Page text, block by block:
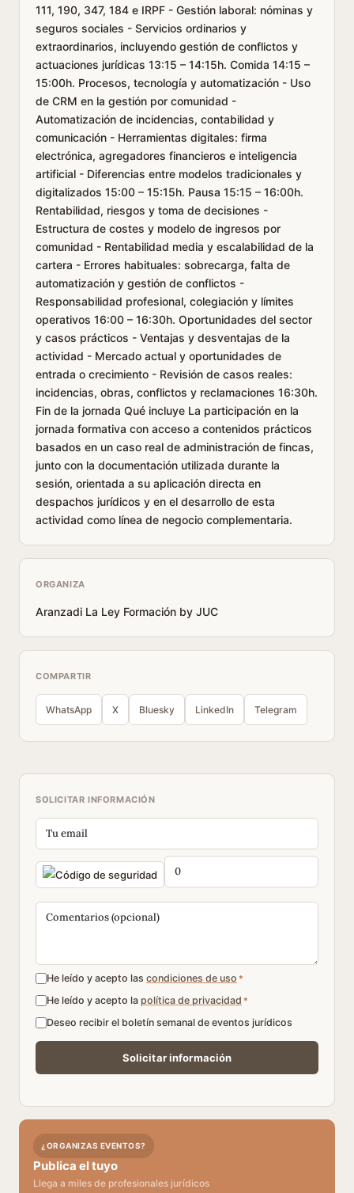
111, 190, 347, 184 e IRPF - Gestión laboral: nóminas y
seguros sociales - Servicios ordinarios y
extraordinarios, incluyendo gestión de conflictos y
actuaciones jurídicas 13:15 – 14:15h. Comida 14:15 –
15:00h. Procesos, tecnología y automatización - Uso
de CRM en la gestión por comunidad -
Automatización de incidencias, contabilidad y
comunicación - Herramientas digitales: firma
electrónica, agregadores financieros e inteligencia
artificial - Diferencias entre modelos tradicionales y
digitalizados 15:00 – 15:15h. Pausa 15:15 – 16:00h.
Rentabilidad, riesgos y toma de decisiones -
Estructura de costes y modelo de ingresos por
comunidad - Rentabilidad media y escalabilidad de la
cartera - Errores habituales: sobrecarga, falta de
automatización y gestión de conflictos -
Responsabilidad profesional, colegiación y límites
operativos 16:00 – 16:30h. Oportunidades del sector
y casos prácticos - Ventajas y desventajas de la
actividad - Mercado actual y oportunidades de
entrada o crecimiento - Revisión de casos reales:
incidencias, obras, conflictos y reclamaciones 16:30h.
Fin de la jornada Qué incluye La participación en la
jornada formativa con acceso a contenidos prácticos
basados en un caso real de administración de fincas,
junto con la documentación utilizada durante la
sesión, orientada a su aplicación directa en
despachos jurídicos y en el desarrollo de esta
actividad como línea de negocio complementaria.
ORGANIZA
Aranzadi La Ley Formación by JUC
COMPARTIR
WhatsApp X Bluesky LinkedIn Telegram
SOLICITAR INFORMACIÓN
He leído y acepto las condiciones de uso *
He leído y acepto la política de privacidad *
Deseo recibir el boletín semanal de eventos jurídicos
¿ORGANIZAS EVENTOS?
Publica el tuyo
Llega a miles de profesionales jurídicos